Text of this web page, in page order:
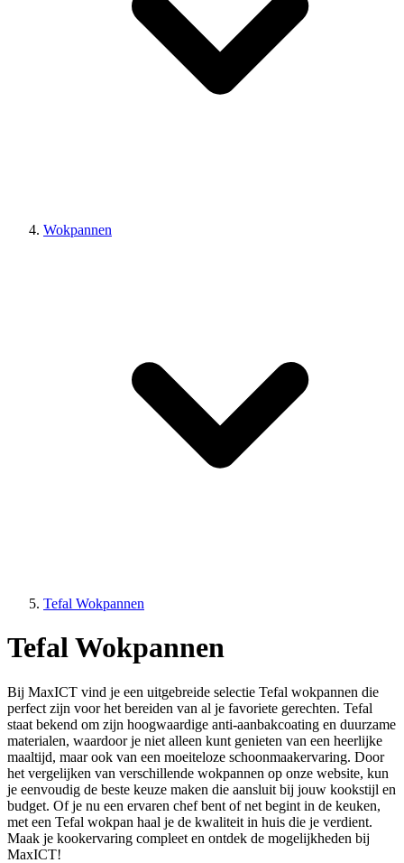
Wokpannen
Tefal Wokpannen
Tefal Wokpannen
Bij MaxICT vind je een uitgebreide selectie Tefal wokpannen die
perfect zijn voor het bereiden van al je favoriete gerechten. Tefal
staat bekend om zijn hoogwaardige anti-aanbakcoating en duurzame
materialen, waardoor je niet alleen kunt genieten van een heerlijke
maaltijd, maar ook van een moeiteloze schoonmaakervaring. Door
het vergelijken van verschillende wokpannen op onze website, kun
je eenvoudig de beste keuze maken die aansluit bij jouw kookstijl en
budget. Of je nu een ervaren chef bent of net begint in de keuken,
met een Tefal wokpan haal je de kwaliteit in huis die je verdient.
Maak je kookervaring compleet en ontdek de mogelijkheden bij
MaxICT!